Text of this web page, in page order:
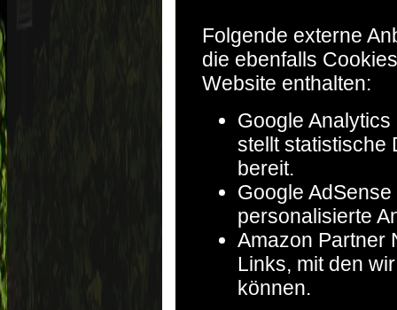
Folgende externe
die ebenfalls
Website enthalten:
Google
stellt statistische
bereit.
Google
personalisierte
Amazon Partner
Links, mit den
können.